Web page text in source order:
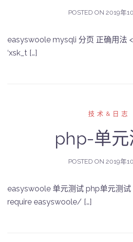
POSTED ON 2019年
easyswoole mysqli 分页 正确用法
‘xsk_t […]
技术&日志
php-单元
POSTED ON 2019年
easyswoole 单元测试 php单元测
require easyswoole/ […]